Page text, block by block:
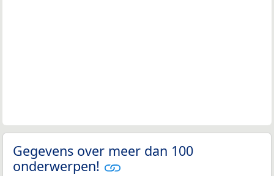
Gegevens over meer dan 100
onderwerpen!